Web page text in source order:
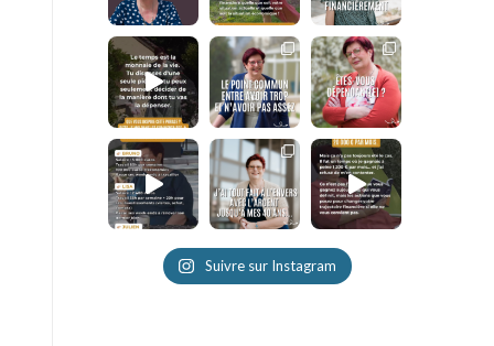
Suivre sur Instagram